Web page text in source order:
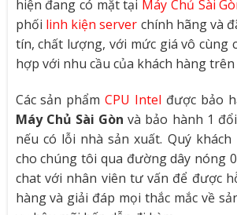
hiện đang có mặt tại Máy Chủ Sài
phối linh kiện server chính hãng và
tín, chất lượng, với mức giá vô cùng
hợp với nhu cầu của khách hàng
Các sản phẩmCPU Intel được bảo
Máy Chủ Sài Gòn và bảo hành 1
nếu có lỗi nhà sản xuất. Quý
cho chúng tôi qua đường dây nóng
chat với nhân viên tư vấn để được
hàng và giải đáp mọi thắc mắc về